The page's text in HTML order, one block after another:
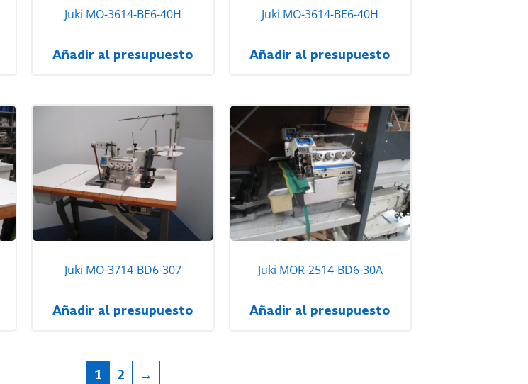
Juki MO-3614-BE6-40H
Añadir al presupuesto
Juki MO-3614-BE6-40H
Añadir al presupuesto
Juki MO-3714-BD6-307
Añadir al presupuesto
Juki MOR-2514-BD6-30A
Añadir al presupuesto
1 2 →